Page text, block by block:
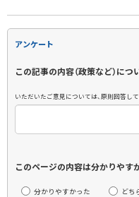
アンケート
この記事の内容（政策など）に
いただいたご意見については、原則回答し
このページの内容は分かりやす
分かりやすかった どち